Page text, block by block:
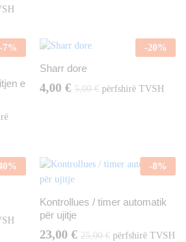
-7%
e
-20%
Sharr dore
4,00 € 5,00€ përfshirë TVSH
% -8%
Kontrollues / timer automatik
për ujitje
23,00 € 25,00€ përfshirë TVSH